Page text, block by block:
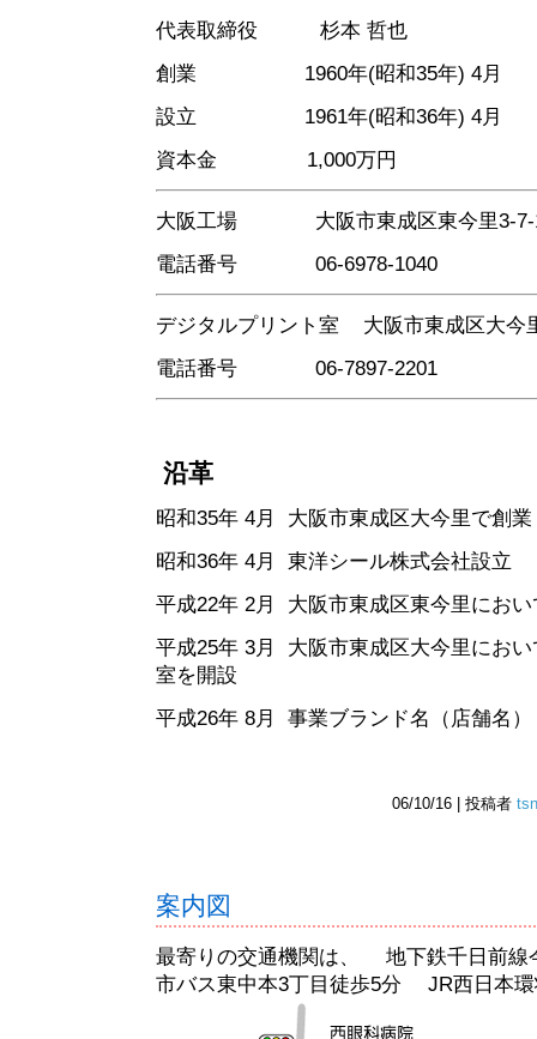
代表取締役 杉本 哲也
創業 1960年(昭和35年) 4月
設立 1961年(昭和36年) 4月
資本金 1,000万円
大阪工場 大阪市東成区東今里3-7-
電話番号 06-6978-1040
デジタルプリント室 大阪市東成区大今
電話番号 06-7897-2201
沿革
昭和35年 4月 大阪市東成区大今里で創業
昭和36年 4月 東洋シール株式会社設立
平成22年 2月 大阪市東成区東今里にお
平成25年 3月 大阪市東成区大今里にお
室を開設
平成26年 8月 事業ブランド名（店舗名
06/10/16 | 投稿者
案内図
最寄りの交通機関は、 地下鉄千日前
市バス東中本3丁目徒歩5分 JR西日本環